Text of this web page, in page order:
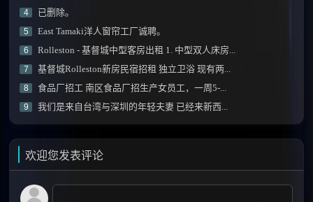
4 已删除。
5 East Tamaki洋人窗帘工厂诚聘。
6 Rolleston - 基督城中型客房出租 1. 中型双人床房...
7 基督城Rolleston新房民宿招租 独立卫浴 现有两...
8 食品厂招工 南区食品厂招生产女员工，一周5-...
9 我们是来自台湾与深圳的年轻夫妻 已经来新西...
欢迎您发表评论